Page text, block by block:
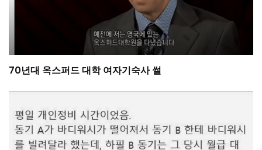
70년대 옥스퍼드 대학 여자기숙사 썰